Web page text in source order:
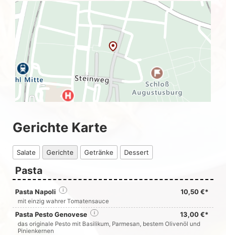
Gerichte Karte
Salate Gerichte Getränke Dessert
Pasta
Pasta Napoli 10,50 €*
i
mit einzig wahrer Tomatensauce
Pasta Pesto Genovese 13,00 €*
i
das originale Pesto mit Basilikum, Parmesan, bestem Olivenöl und
Pinienkernen